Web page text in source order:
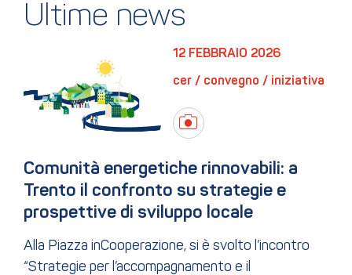
Ultime news
12 FEBBRAIO 2026
cer / convegno / iniziativa
Comunità energetiche rinnovabili: a
Trento il confronto su strategie e
prospettive di sviluppo locale
Alla Piazza inCooperazione, si è svolto l’incontro
“Strategie per l’accompagnamento e il